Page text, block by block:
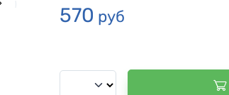
570 руб